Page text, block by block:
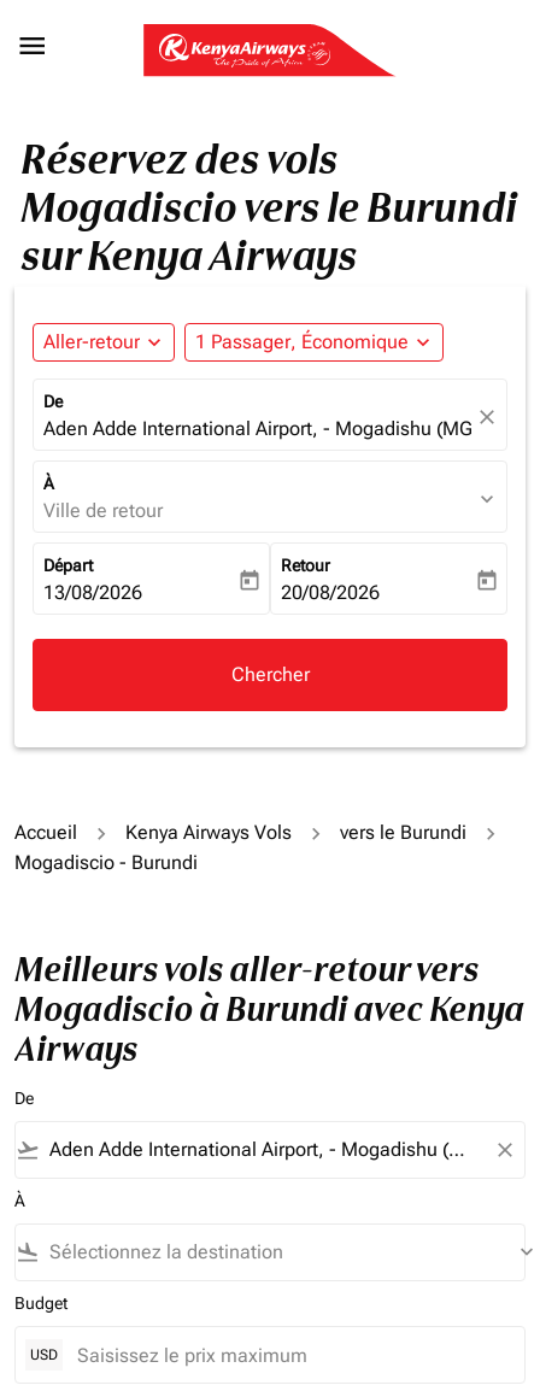

Réservez des vols
Mogadiscio vers le Burundi
sur Kenya Airways
Aller-retour expand_more 1 Passager, Économique expand_more
De
Aden Adde International Airport, - Mogadishu (MGQ),
close
À
Ville de retour expand_more
Départ
fc-booking-departure-date-aria-label
13/08/2026 today
Retour
fc-booking-return-date-aria-
20/08/2026 today
Chercher
Accueil Kenya Airways Vols
vers le Burundi
Mogadiscio - Burundi
Meilleurs vols aller-retour vers
Mogadiscio à Burundi avec Kenya
Airways
De
flight_takeoff close
À
flight_land keyboard_arrow_down
Budget
USD